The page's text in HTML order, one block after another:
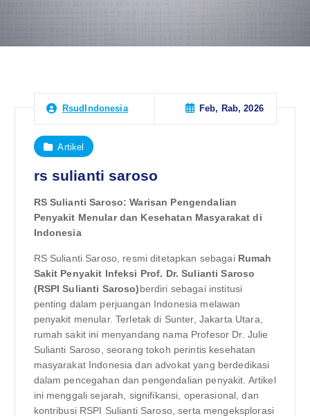
RsudIndonesia Feb, Rab, 2026
Artikel
rs sulianti saroso
RS Sulianti Saroso: Warisan Pengendalian
Penyakit Menular dan Kesehatan Masyarakat di
Indonesia
RS Sulianti Saroso, resmi ditetapkan sebagai Rumah
Sakit Penyakit Infeksi Prof. Dr. Sulianti Saroso
(RSPI Sulianti Saroso)berdiri sebagai institusi
penting dalam perjuangan Indonesia melawan
penyakit menular. Terletak di Sunter, Jakarta Utara,
rumah sakit ini menyandang nama Profesor Dr. Julie
Sulianti Saroso, seorang tokoh perintis kesehatan
masyarakat Indonesia dan advokat yang berdedikasi
dalam pencegahan dan pengendalian penyakit. Artikel
ini menggali sejarah, signifikansi, operasional, dan
kontribusi RSPI Sulianti Saroso, serta mengeksplorasi